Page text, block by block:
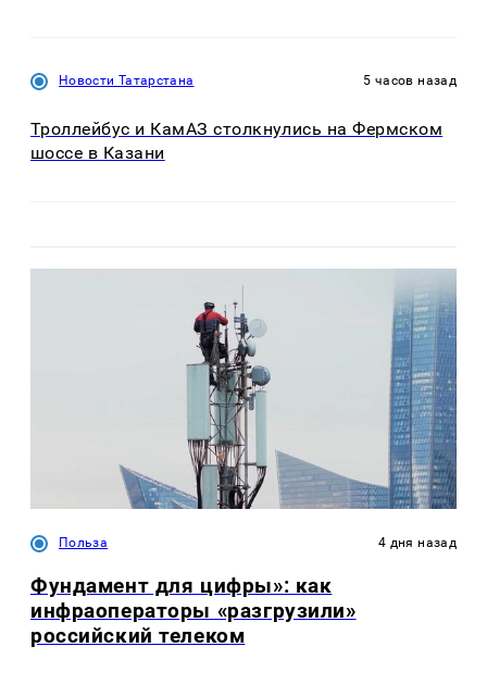
Новости Татарстана 5 часов назад
Троллейбус и КамАЗ столкнулись на Фермском
шоссе в Казани
Польза 4 дня назад
Фундамент для цифры»: как
инфраоператоры «разгрузили»
российский телеком